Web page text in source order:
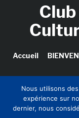
Accueil
Copyright © 2026
Nous utilisons
expérience sur
dernier, nous